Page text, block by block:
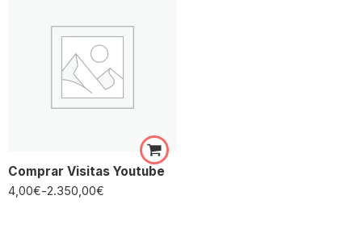
Comprar Visitas Youtube
4,00€-2.350,00€